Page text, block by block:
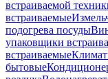
встраиваемой
встраиваемые
подогрева посуды
упаковщики
встраиваемые
бытовые